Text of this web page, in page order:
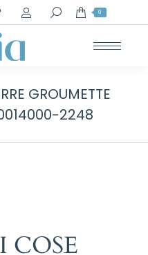
Cerca: 0
GROUMETTE
2248
COSE